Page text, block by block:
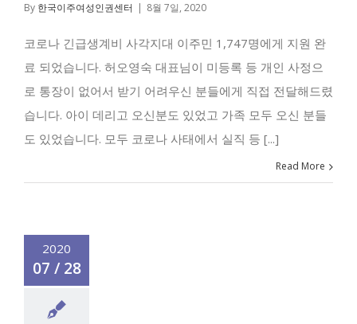
By 한국이주여성인권센터 | 8월 7일, 2020
코로나 긴급생계비 사각지대 이주민 1,747명에게 지원 완
료 되었습니다. 허오영숙 대표님이 미등록 등 개인 사정으
로 통장이 없어서 받기 어려우신 분들에게 직접 전달해드렸
습니다. 아이 데리고 오신분도 있었고 가족 모두 오신 분들
도 있었습니다. 모두 코로나 사태에서 실직 등 [...]
Read More
2020
07 / 28